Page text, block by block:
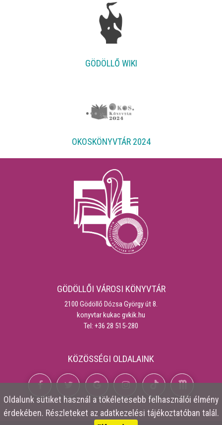
GÖDÖLLŐ WIKI
OKOSKÖNYVTÁR 2024
GÖDÖLLŐI VÁROSI KÖNYVTÁR
2100 Gödöllő Dózsa György út 8.
konyvtar kukac gvkik.hu
Tel: +36 28 515-280
KÖZÖSSÉGI OLDALAINK
Oldalunk sütiket használ a tökéletesebb felhasználói élmény
érdekében. Részleteket az adatkezelési tájékoztatóban talál.